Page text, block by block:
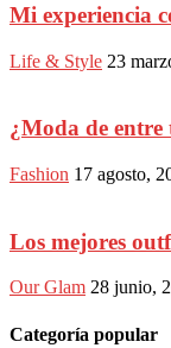
Mi experiencia
Life & Style 23
¿Moda de
Fashion 17 agosto,
Los mejores
Our Glam 28 junio,
Categoría popular